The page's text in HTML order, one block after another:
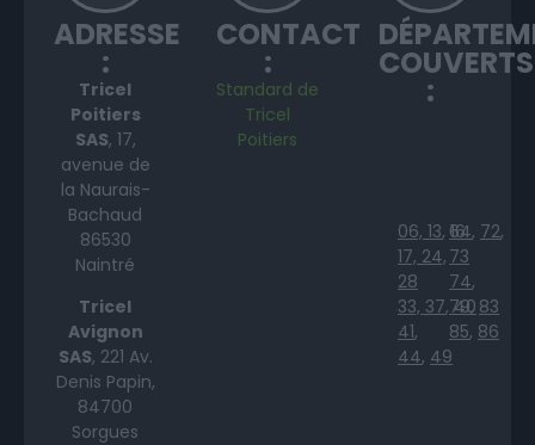
ADRESSE
:
Tricel
Poitiers
SAS, 17,
avenue de
la Naurais-
Bachaud
86530
Naintré
Tricel
Avignon
SAS, 221 Av.
Denis Papin,
84700
Sorgues
CONTACT
:
Standard de
Tricel
Poitiers
COUVERTS
:
06, 13, 16
17, 24,
28
33, 37,40
41,
44, 49
64, 72,
73
74,
79, 83
85, 86